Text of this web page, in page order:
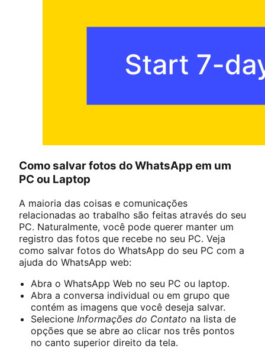
Como salvar fotos do WhatsApp em um
PC ou Laptop
A maioria das coisas e comunicações
relacionadas ao trabalho são feitas através do seu
PC. Naturalmente, você pode querer manter um
registro das fotos que recebe no seu PC. Veja
como salvar fotos do WhatsApp do seu PC com a
ajuda do WhatsApp web:
Abra o WhatsApp Web no seu PC ou laptop.
Abra a conversa individual ou em grupo que
contém as imagens que você deseja salvar.
Selecione Informações do Contato na lista de
opções que se abre ao clicar nos três pontos
no canto superior direito da tela.